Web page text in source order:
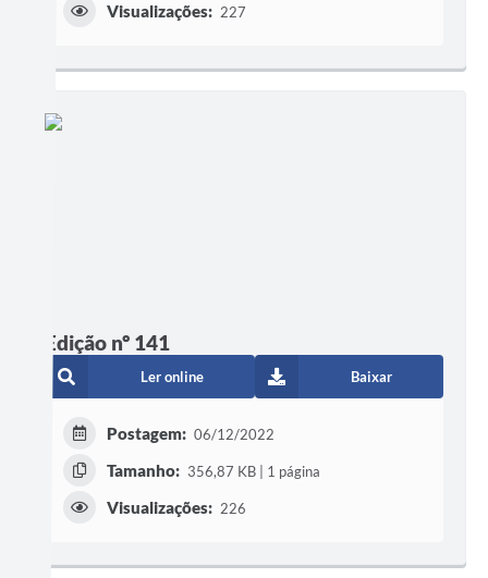
Visualizações: 227
Edição nº 141
Ler online Baixar
Postagem: 06/12/2022
Tamanho: 356,87 KB | 1 página
Visualizações: 226